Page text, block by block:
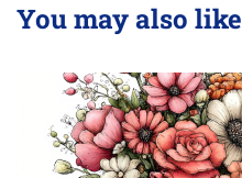
You may also like